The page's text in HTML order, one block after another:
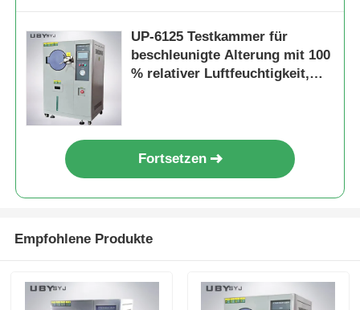
UP-6125 Testkammer für
beschleunigte Alterung mit 100
% relativer Luftfeuchtigkeit,
elektronische Industrietests
Fortsetzen
Empfohlene Produkte